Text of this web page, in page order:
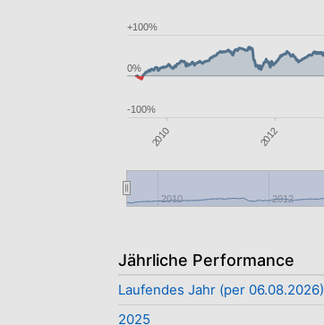
2010 2012
2010 2012
-100%
0%
+100%
Jährliche Performance
Laufendes Jahr (per 06.08.2026)
2025